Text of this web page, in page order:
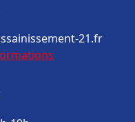
21.fr